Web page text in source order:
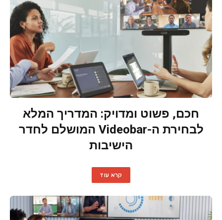
חכם, פשוט ומדויק: המדריך המלא
לבחירת ה-Videobar המושלם לחדר
הישיבות
קרא עוד